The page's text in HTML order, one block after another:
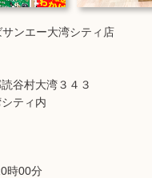
ンエー大湾シティ店
谷村大湾３４３
ティ内
時00分